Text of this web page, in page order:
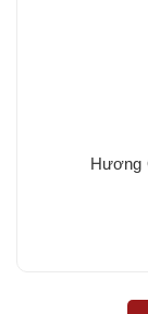
Hương